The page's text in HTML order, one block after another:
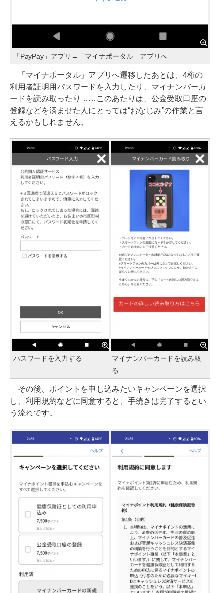
「PayPay」アプリ→「マイナポータル」アプリへ
「マイナポータル」アプリへ遷移したあとは、4桁の
利用者証明用パスワードを入力したり、マイナンバーカ
ードを読み取ったり……このあたりは、公金受取口座の
登録などを済ませた人にとっては“おなじみ”の作業と言
えるかもしれません。
パスワードを入力する
マイナンバーカードを読み取
る
その後、ポイントを申し込みたいキャンペーンを選択
し、利用規約などに同意すると、手続きは完了するとい
う流れです。